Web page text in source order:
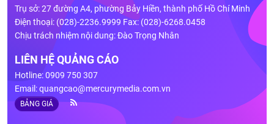
Trụ sở: 27 đường A4, phường Bảy Hiền, thành phố Hồ Chí Minh
Điện thoại: (028)-2236.9999 Fax: (028)-6268.0458
Chịu trách nhiệm nội dung: Đào Trọng Nhân
LIÊN HỆ QUẢNG CÁO
Hotline: 0909 750 307
Email:quangcao@mercurymedia.com.vn
BẢNG GIÁ